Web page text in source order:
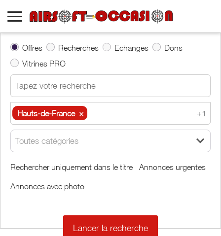
Offres Recherches Echanges
Dons
Vitrines PRO
Hauts-de-France × +1
Hauts-de-France × Aisne ×
Toutes catégories
Rechercher uniquement dans le titre Annonces urgentes
Annonces avec photo